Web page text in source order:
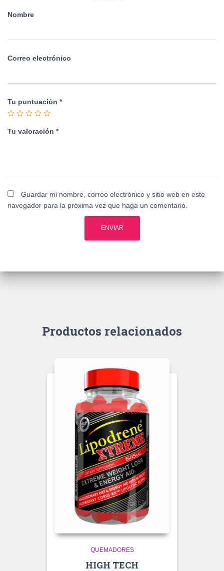
Nombre
Correo electrónico
Tu puntuación *
Tu valoración *
Guardar mi nombre, correo electrónico y sitio web en este
navegador para la próxima vez que haga un comentario.
Productos relacionados
QUEMADORES
HIGH TECH